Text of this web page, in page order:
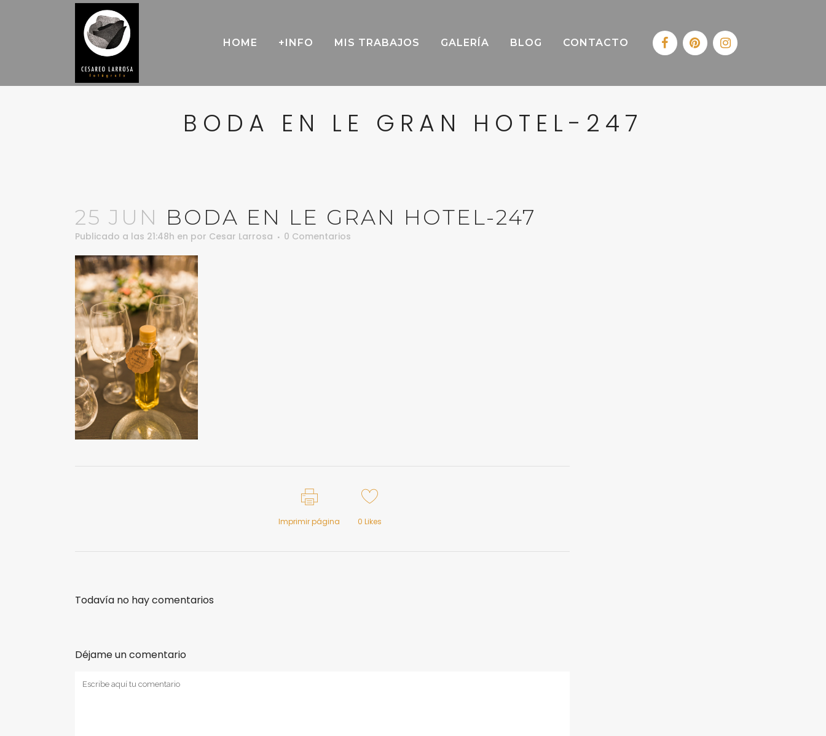
HOME +INFO MIS TRABAJOS GALERÍA BLOG CONTACTO
BODA EN LE GRAN HOTEL-247
25 JUN BODA EN LE GRAN HOTEL-247
Publicado a las 21:48h en por Cesar Larrosa 0 Comentarios
Imprimir página 0 Likes
Todavía no hay comentarios
Déjame un comentario